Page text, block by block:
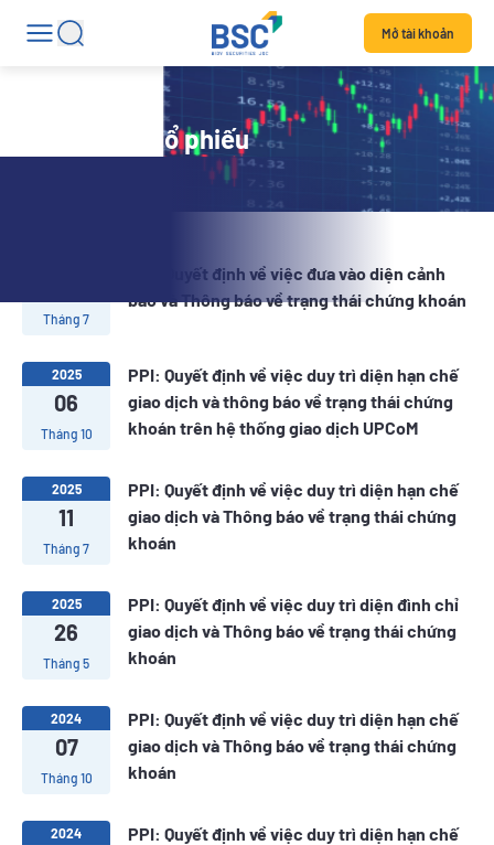
Mở tài khoản
Tin tức mã cổ phiếu
Tháng 7
PPI: Quyết định về việc đưa vào diện cảnh
báo và Thông báo về trạng thái chứng khoán
2025
06
Tháng 10
PPI: Quyết định về việc duy trì diện hạn chế
giao dịch và thông báo về trạng thái chứng
khoán trên hệ thống giao dịch UPCoM
2025
11
Tháng 7
PPI: Quyết định về việc duy trì diện hạn chế
giao dịch và Thông báo về trạng thái chứng
khoán
2025
26
Tháng 5
PPI: Quyết định về việc duy trì diện đình chỉ
giao dịch và Thông báo về trạng thái chứng
khoán
2024
07
Tháng 10
PPI: Quyết định về việc duy trì diện hạn chế
giao dịch và Thông báo về trạng thái chứng
khoán
2024
PPI: Quyết định về việc duy trì diện hạn chế